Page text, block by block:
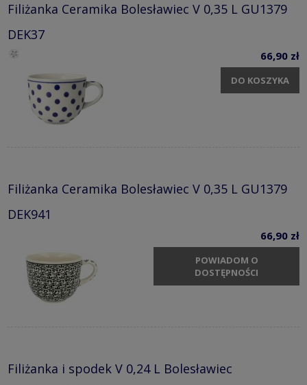
Filiżanka Ceramika Bolesławiec V 0,35 L GU1379
DEK37
66,90 zł
DO KOSZYKA
Filiżanka Ceramika Bolesławiec V 0,35 L GU1379
DEK941
66,90 zł
POWIADOM O
DOSTĘPNOŚCI
Filiżanka i spodek V 0,24 L Bolesławiec